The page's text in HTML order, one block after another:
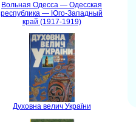
Вольная Одесса — Одесская
республика — Юго-Западный
край (1917-1919)
Духовна велич України